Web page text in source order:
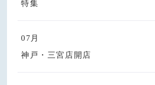
特集
07月
神戸・三宮店開店